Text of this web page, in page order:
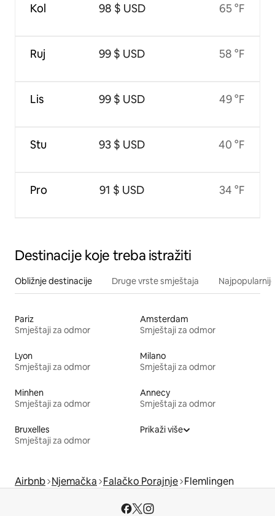
Kol
Ruj
Lis
Stu
Pro
98 $ USD
99 $ USD
99 $ USD
93 $ USD
91 $ USD
65 °F
58 °F
49 °F
40 °F
34 °F
Destinacije koje treba istražiti
Obližnje destinacije Druge vrste smještaja
Pariz
Smještaji za odmor
Amsterdam
Smještaji za odmor
Lyon
Smještaji za odmor
Milano
Smještaji za odmor
Minhen
Smještaji za odmor
Annecy
Smještaji za odmor
Bruxelles
Smještaji za odmor
Prikaži više
Airbnb Njemačka Falačko Porajnje Flemlingen